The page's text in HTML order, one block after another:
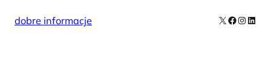
dobre informacje X Facebook